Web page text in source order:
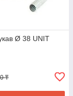
Ø 38 UNIT
₸